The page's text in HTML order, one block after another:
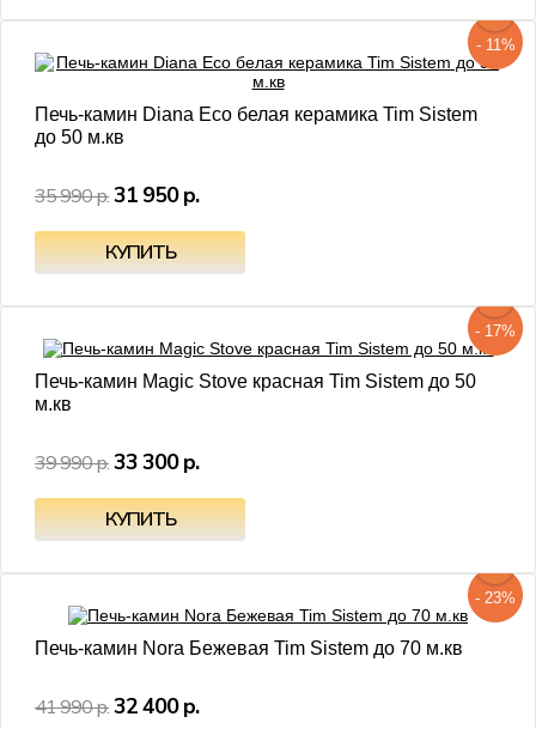
- 11%
Печь-камин Diana Eco белая керамика Tim Sistem
до 50 м.кв
35 990 р.31 950 р.
- 17%
Печь-камин Magic Stove красная Tim Sistem до 50
м.кв
39 990 р.33 300 р.
- 23%
Печь-камин Nora Бежевая Tim Sistem до 70 м.кв
41 990 р.32 400 р.